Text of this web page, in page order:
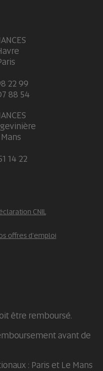
22 99
88 54
14 22
CNIL
offres d'emploi
être remboursé.
avant de
: Paris et Le Mans